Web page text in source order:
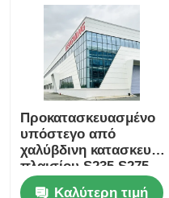
Προκατασκευασμένο
υπόστεγο από
χαλύβδινη κατασκευή
πλαισίου S235 S275
για βιομηχανική
Καλύτερη τιμή